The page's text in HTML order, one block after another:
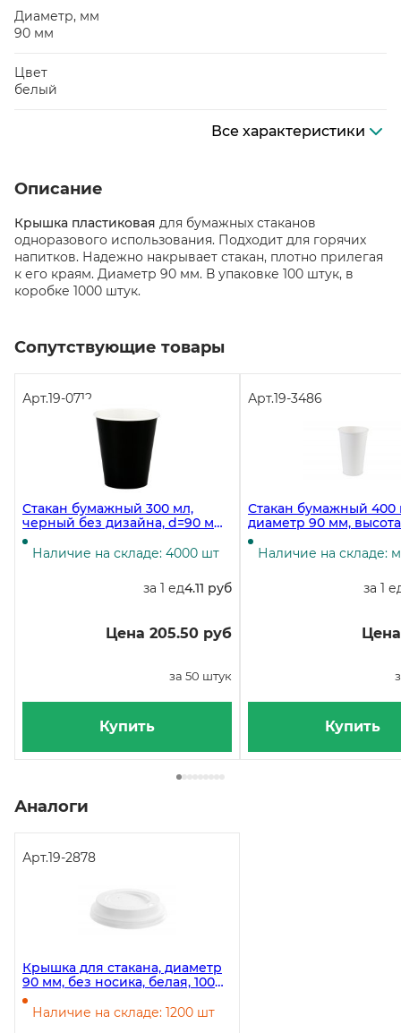
Диаметр, мм
90 мм
Цвет
белый
Все характеристики
Описание
Крышка пластиковая для бумажных стаканов
одноразового использования. Подходит для горячих
напитков. Надежно накрывает стакан, плотно прилегая
к его краям. Диаметр 90 мм. В упаковке 100 штук, в
коробке 1000 штук.
Сопутствующие товары
Арт.19-0712
Стакан бумажный 300 мл,
черный без дизайна, d=90 мм,
50 штук в упаковке
Наличие на складе: 4000 шт
за 1 ед4.11 руб
Цена 205.50 руб
за 50 штук
Купить
Арт.19-3486
Стакан бумажный 400
диаметр 90 мм,
полный объем 500 мл,
50 штук
Наличие на складе:
за 1
Цена
Купить
Аналоги
Арт.19-2878
Крышка для стакана, диаметр
90 мм, без носика, белая, 100
штук
Наличие на складе: 1200 шт